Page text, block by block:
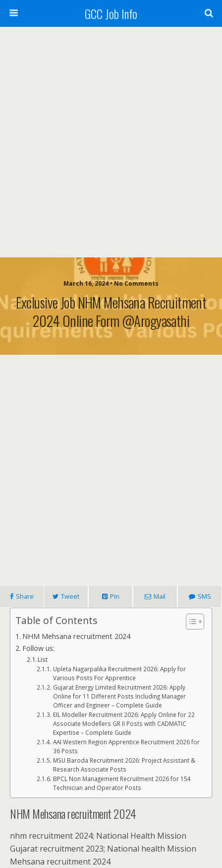
GCC Job Info
March 16, 2024 • No Comments
Exclusive Job NHM Mehsana Recruitment
2024 Online Form @arogyasathi
Share Tweet Pin Mail SMS
Table of Contents
NHM Mehsana recruitment 2024
Follow us:
List
Upleta Nagarpalika Recruitment 2026: Apply for
Various Posts For Apprentice
Gujarat Energy Limited Recruitment 2026: Apply
Online for 11 Different Posts Including Manager
Officer and Engineer – Complete Guide
EIL Modeller Recruitment 2026: Apply Online for 22
Associate Modellers GR II Posts with CADMATIC
Expertise – Complete Guide
AAI Western Region Apprentice Recruitment 2026 for
36 Posts
MSU Baroda Recruitment 2026: Project Assistant &
Research Associate Posts
BPCL Non Management Recruitment 2026 for 154
Technician and Operator Posts
NHM Mehsana recruitment 2024
nhm recruitment 2024; National Health Mission
Gujarat recruitment 2023; National health Mission
Mehsana recruitment 2024